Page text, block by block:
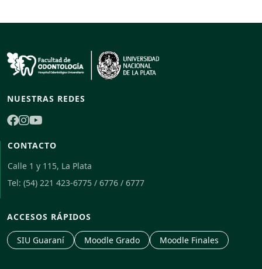
NUESTRAS REDES
CONTACTO
Calle 1 y 115, La Plata
Tel: (54) 221 423-6775 / 6776 / 6777
ACCESOS RÁPIDOS
SIU Guaraní Moodle Grado Moodle Finales
Folpy
En línea